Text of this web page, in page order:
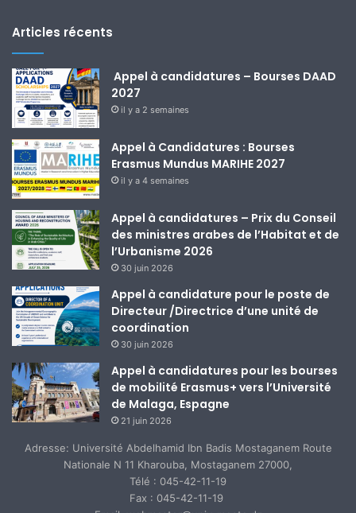
Articles récents
Appel à candidatures – Bourses DAAD
2027
il y a 2 semaines
Appel à Candidatures : Bourses
Erasmus Mundus MARIHE 2027
il y a 4 semaines
Appel à candidatures – Prix du Conseil
des ministres arabes de l’Habitat et de
l’Urbanisme 2026
30 juin 2026
Appel à candidature pour le poste de
Directeur /Directrice d’une unité de
coordination
30 juin 2026
Appel à candidatures pour les bourses
de mobilité Erasmus+ vers l’Université
de Malaga, Espagne
21 juin 2026
Adresse: Université Abdelhamid Ibn Badis Mostaganem Route
Nationale N 11 Kharouba, Mostaganem 27000,
Télé : 045-42-11-19
Fax : 045-42-11-19